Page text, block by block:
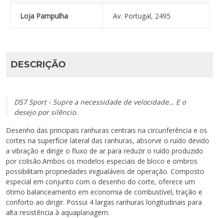
Loja Pampulha Av. Portugal, 2495
DESCRIÇÃO
DS7 Sport - Supre a necessidade de velocidade… E o
desejo por silêncio.
Desenho das principais ranhuras centrais na circunferência e os
cortes na superfície lateral das ranhuras, absorve o ruído devido
a vibração e dirige o fluxo de ar para reduzir o ruído produzido
por colisão.Ambos os modelos especiais de bloco e ombros
possibilitam propriedades inigualáveis de operação. Composto
especial em conjunto com o desenho do corte, oferece um
ótimo balanceamento em economia de combustível, tração e
conforto ao dirigir. Possui 4 largas ranhuras longitudinais para
alta resistência à aquaplanagem.